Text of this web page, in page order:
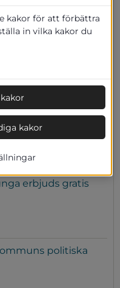
handlar om
hålls öppna
erbjuds gratis
politiska
kakor för att förbättra
in vilka kakor du
kakor